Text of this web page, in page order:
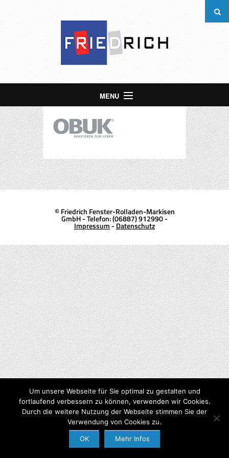
MENU
Start
Über uns
Leistungen
Kontakt
© Friedrich Fenster-Rolladen-Markisen
GmbH - Telefon: (06887) 912990 -
Impressum-Datenschutz
Um unsere Webseite für Sie optimal zu gestalten und
fortlaufend verbessern zu können, verwenden wir Cookies.
Durch die weitere Nutzung der Webseite stimmen Sie der
Verwendung von Cookies zu.
OK Mehr Infos